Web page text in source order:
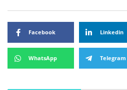
Facebook Linkedin
WhatsApp Telegram